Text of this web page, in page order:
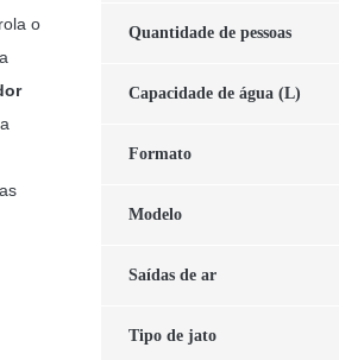
o
Quantidade de pessoas
Capacidade de água (L)
Formato
Modelo
Saídas de ar
Tipo de jato